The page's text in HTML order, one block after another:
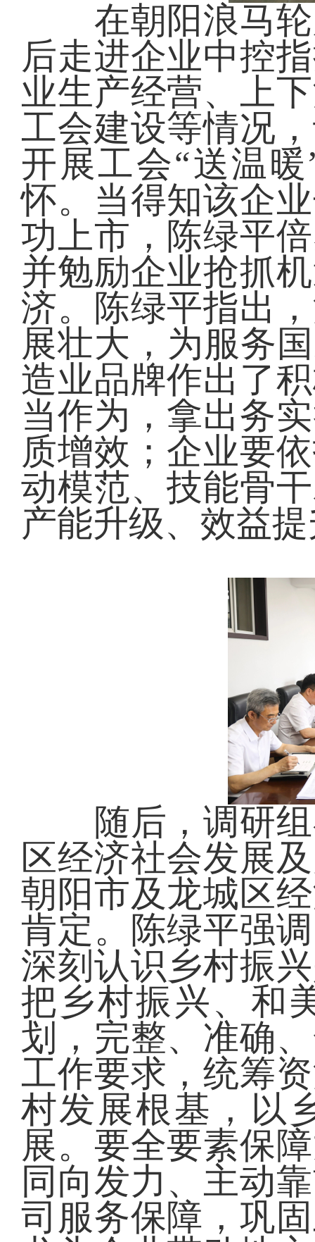
在朝阳浪马轮
后走进企业中控
业生产经营、上
工会建设等情况
开展工会“送温
怀。当得知该企
功上市，陈绿平
并勉励企业抢抓
济。陈绿平指出
展壮大，为服务
造业品牌作出了
当作为，拿出务
质增效；企业要
动模范、技能骨
产能升级、效益
随后，调研组
区经济社会发展
朝阳市及龙城区
肯定。陈绿平强
深刻认识乡村振
把乡村振兴、和
划，完整、准确
工作要求，统筹
村发展根基，以
展。要全要素保
同向发力、主动
司服务保障，巩